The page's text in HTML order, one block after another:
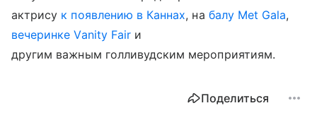
актрису к появлению в Каннах, на балу Met Gala,
вечеринке Vanity Fair и
другим важным голливудским мероприятиям.
Поделиться